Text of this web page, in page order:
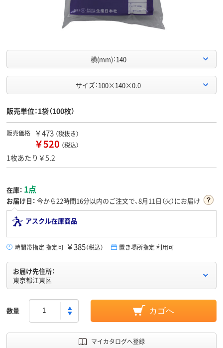
横(mm)：140
サイズ：100×140×0.0
販売単位：1袋（100枚）
販売価格 ￥473 （税抜き）
￥520 （税込）
1枚あたり￥5.2
在庫： 1点
お届け日： 今から22時間16分以内のご注文で、8月11日（火）にお届け
アスクル在庫商品
時間帯指定 指定可 ￥385（税込） 置き場所指定 利用可
お届け先住所：
東京都江東区
数量 カゴへ
マイカタログへ登録